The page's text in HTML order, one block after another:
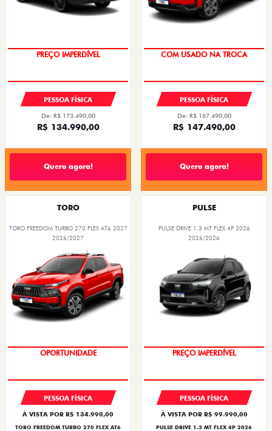
PESSOA FÍSICA
De: R$ 173.490,00
R$ 134.990,00
Quero agora!
OPORTUNIDADE
PESSOA FÍSICA
De: R$ 167.490,00
R$ 147.490,00
Quero agora!
TORO
TORO FREEDOM TURBO 270 FLEX AT6 2027
2026/2027
PESSOA FÍSICA
À VISTA POR R$ 134.990,00
TORO FREEDOM TURBO 270 FLEX AT6
PULSE
PULSE DRIVE 1.3 MT FLEX 4P 2026
2026/2026
OPORTUNIDADE
PESSOA FÍSICA
À VISTA POR R$ 99.990,00
PULSE DRIVE 1.3 MT FLEX 4P 2026